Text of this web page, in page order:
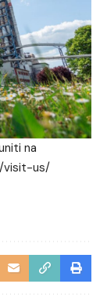
na
visit-us/